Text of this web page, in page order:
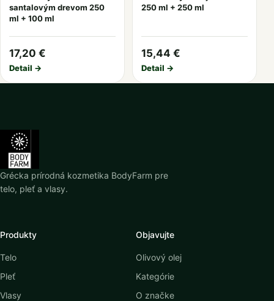
santalovým drevom 250
ml + 100 ml
17,20 €
Detail →
250 ml + 250 ml
15,44 €
Detail →
Grécka prírodná kozmetika BodyFarm pre
telo, pleť a vlasy.
Produkty
Telo
Pleť
Vlasy
Objavujte
Olivový olej
Kategórie
O značke